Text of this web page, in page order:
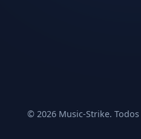
© 2026 Music-Strike.